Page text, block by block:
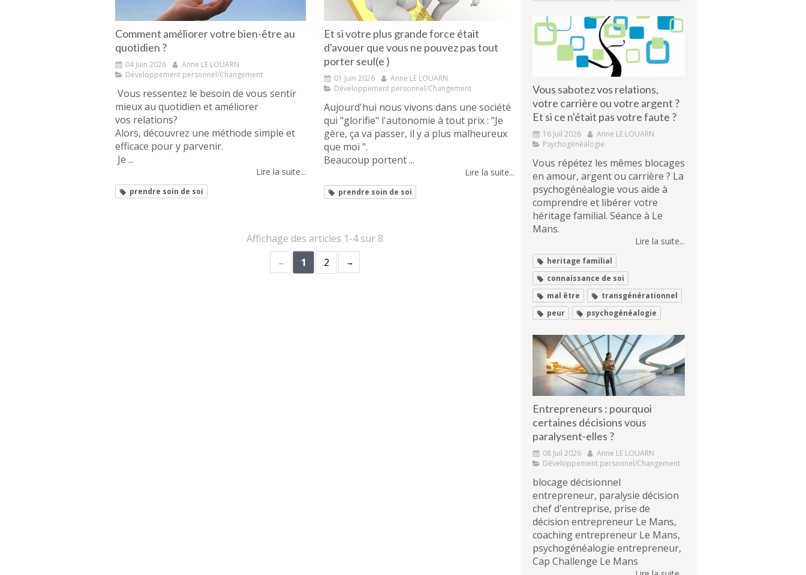
Comment améliorer votre bien-être au
quotidien ?
04 Juin 2026
Anne LE LOUARN
Développement personnel/Changement
Vous ressentez le besoin de vous sentir
mieux au quotidien et améliorer
vos relations?
Alors, découvrez une méthode simple et
efficace pour y parvenir.
Je ...
Lire la suite...
prendre soin de soi
Et si votre plus grande force était
d'avouer que vous ne pouvez pas tout
porter seul(e )
01 Juin 2026
Anne LE LOUARN
Développement personnel/Changement
Aujourd'hui nous vivons dans une société
qui "glorifie" l'autonomie à tout prix : "Je
gère, ça va passer, il y a plus malheureux
que moi ".
Beaucoup portent ...
Lire la suite...
prendre soin de soi
Affichage des articles 1-4 sur 8
1
2
Vous sabotez vos relations,
votre carrière ou votre argent ?
Et si ce n'était pas votre faute ?
16 Juil 2026
Anne LE LOUARN
Psychogénéalogie
Vous répétez les mêmes blocages
en amour, argent ou carrière ? La
psychogénéalogie vous aide à
comprendre et libérer votre
héritage familial. Séance à Le
Mans.
Lire la suite...
heritage familial
connaissance de soi
mal être
transgénérationnel
peur
psychogénéalogie
Entrepreneurs : pourquoi
certaines décisions vous
paralysent-elles ?
08 Juil 2026
Anne LE LOUARN
Développement personnel/Changement
blocage décisionnel
entrepreneur, paralysie décision
chef d'entreprise, prise de
décision entrepreneur Le Mans,
coaching entrepreneur Le Mans,
psychogénéalogie entrepreneur,
Cap Challenge Le Mans